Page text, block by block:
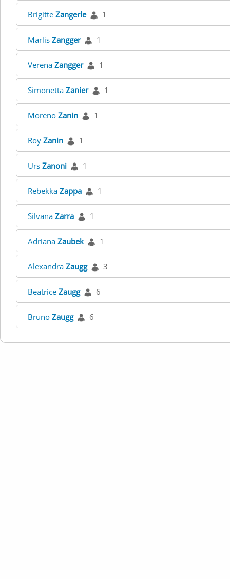
Brigitte Zangerle 1
Marlis Zangger 1
Verena Zangger 1
Simonetta Zanier 1
Moreno Zanin 1
Roy Zanin 1
Urs Zanoni 1
Rebekka Zappa 1
Silvana Zarra 1
Adriana Zaubek 1
Alexandra Zaugg 3
Beatrice Zaugg 6
Bruno Zaugg 6